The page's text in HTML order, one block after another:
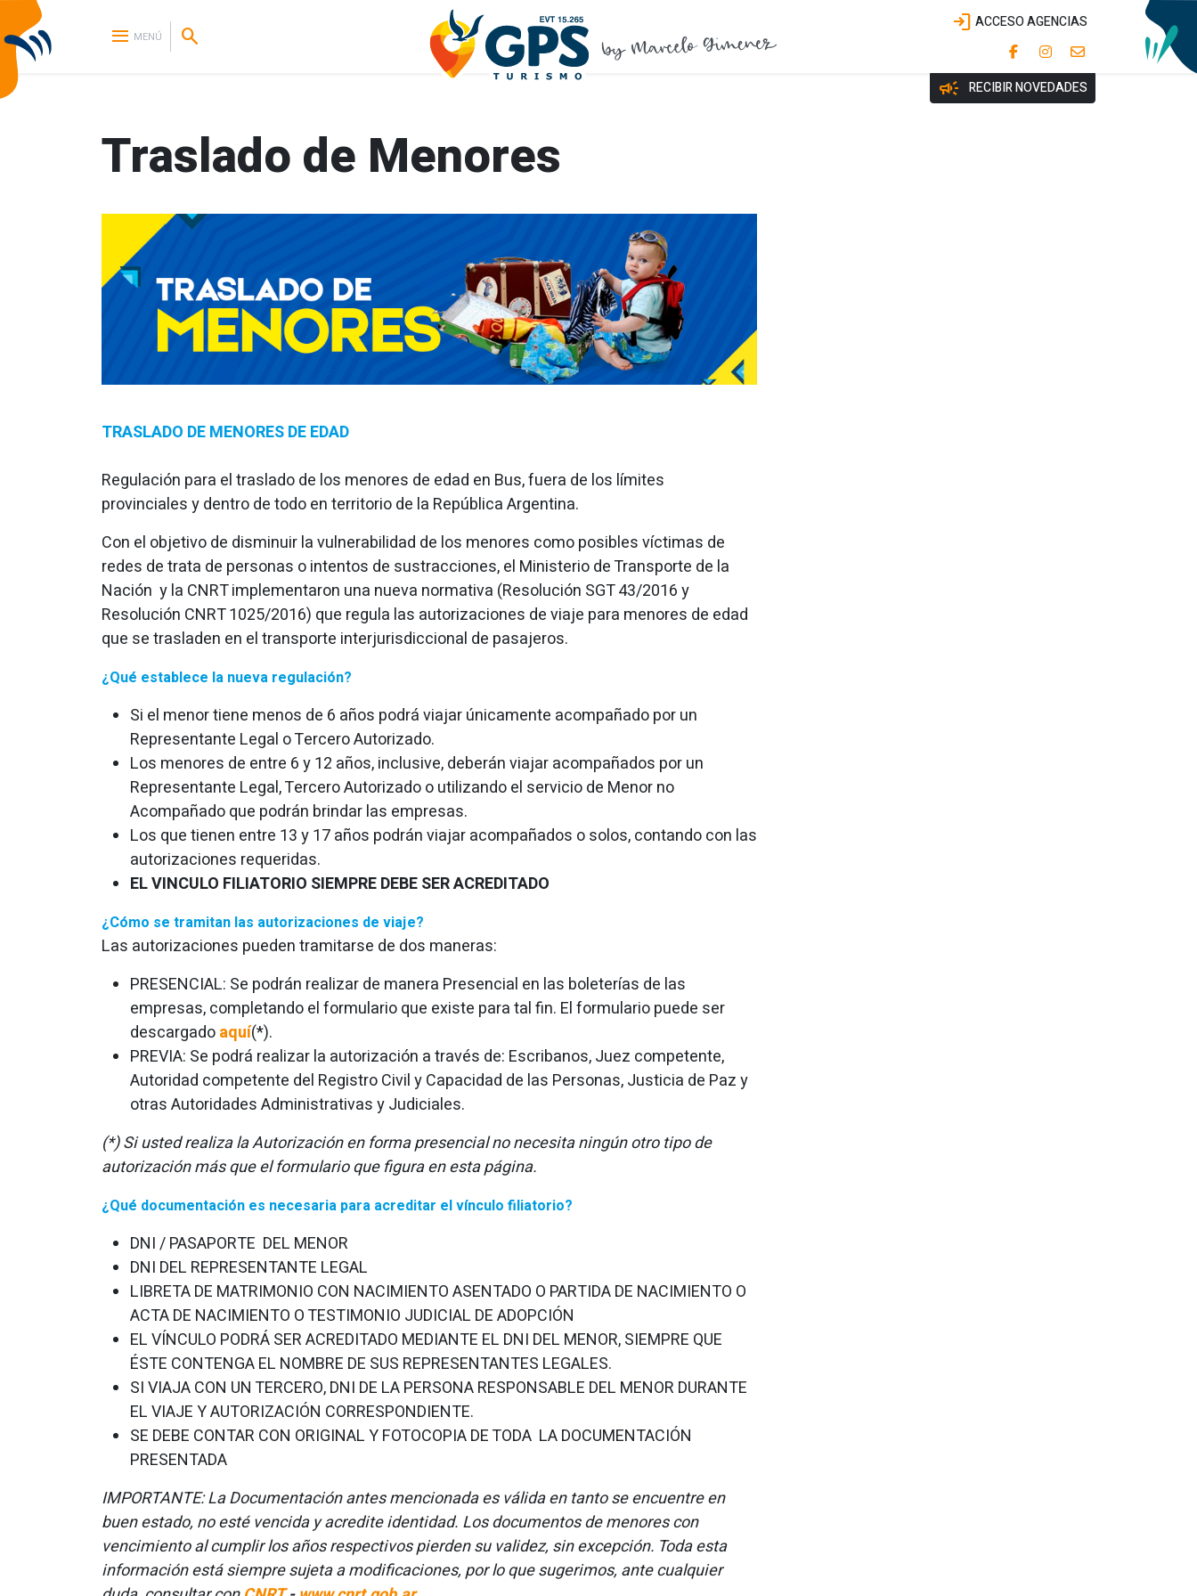
menu MENÚ search
login ACCESO AGENCIAS
campaign RECIBIR NOVEDADES
Traslado de Menores
TRASLADO DE MENORES DE EDAD
Regulación para el traslado de los menores de edad en Bus, fuera de los límites
provinciales y dentro de todo en territorio de la República Argentina.
Con el objetivo de disminuir la vulnerabilidad de los menores como posibles víctimas de
redes de trata de personas o intentos de sustracciones, el Ministerio de Transporte de la
Nación y la CNRT implementaron una nueva normativa (Resolución SGT 43/2016 y
Resolución CNRT 1025/2016) que regula las autorizaciones de viaje para menores de edad
que se trasladen en el transporte interjurisdiccional de pasajeros.
¿Qué establece la nueva regulación?
Si el menor tiene menos de 6 años podrá viajar únicamente acompañado por un
Representante Legal o Tercero Autorizado.
Los menores de entre 6 y 12 años, inclusive, deberán viajar acompañados por un
Representante Legal, Tercero Autorizado o utilizando el servicio de Menor no
Acompañado que podrán brindar las empresas.
Los que tienen entre 13 y 17 años podrán viajar acompañados o solos, contando con las
autorizaciones requeridas.
EL VINCULO FILIATORIO SIEMPRE DEBE SER ACREDITADO
¿Cómo se tramitan las autorizaciones de viaje?
Las autorizaciones pueden tramitarse de dos maneras:
PRESENCIAL: Se podrán realizar de manera Presencial en las boleterías de las
empresas, completando el formulario que existe para tal fin. El formulario puede ser
descargadoaquí(*).
PREVIA: Se podrá realizar la autorización a través de: Escribanos, Juez competente,
Autoridad competente del Registro Civil y Capacidad de las Personas, Justicia de Paz y
otras Autoridades Administrativas y Judiciales.
(*) Si usted realiza la Autorización en forma presencial no necesita ningún otro tipo de
autorización más que el formulario que figura en esta página.
¿Qué documentación es necesaria para acreditar el vínculo filiatorio?
DNI / PASAPORTE DEL MENOR
DNI DEL REPRESENTANTE LEGAL
LIBRETA DE MATRIMONIO CON NACIMIENTO ASENTADO O PARTIDA DE NACIMIENTO O
ACTA DE NACIMIENTO O TESTIMONIO JUDICIAL DE ADOPCIÓN
EL VÍNCULO PODRÁ SER ACREDITADO MEDIANTE EL DNI DEL MENOR, SIEMPRE QUE
ÉSTE CONTENGA EL NOMBRE DE SUS REPRESENTANTES LEGALES.
SI VIAJA CON UN TERCERO, DNI DE LA PERSONA RESPONSABLE DEL MENOR DURANTE
EL VIAJE Y AUTORIZACIÓN CORRESPONDIENTE.
SE DEBE CONTAR CON ORIGINAL Y FOTOCOPIA DE TODA LA DOCUMENTACIÓN
PRESENTADA
IMPORTANTE: La Documentación antes mencionada es válida en tanto se encuentre en
buen estado, no esté vencida y acredite identidad. Los documentos de menores con
vencimiento al cumplir los años respectivos pierden su validez, sin excepción. Toda esta
información está siempre sujeta a modificaciones, por lo que sugerimos, ante cualquier